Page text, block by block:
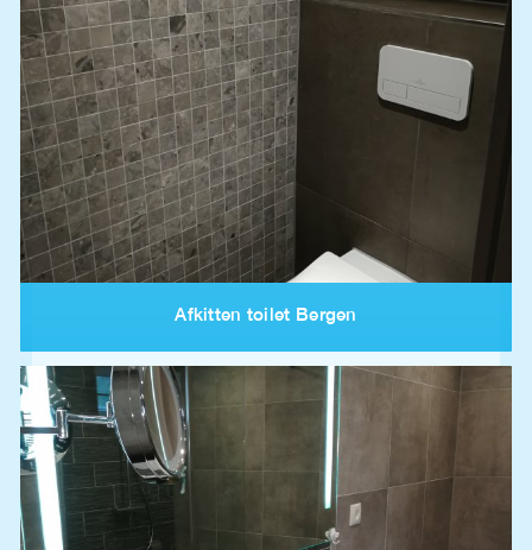
Afkitten toilet Bergen